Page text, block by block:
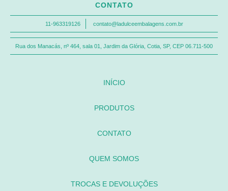
CONTATO
11-963319126 contato@ladulceembalagens.com.br
Rua dos Manacás, nº 464, sala 01, Jardim da Glória, Cotia, SP, CEP 06.711-500
INÍCIO
PRODUTOS
CONTATO
QUEM SOMOS
TROCAS E DEVOLUÇÕES